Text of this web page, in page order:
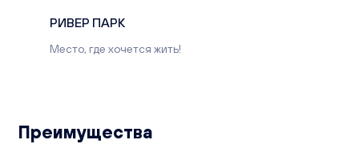
РИВЕР ПАРК
Место, где хочется жить!
Преимущества